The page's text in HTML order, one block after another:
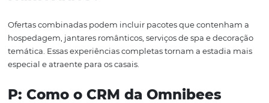
inesquecíveis para os casais que desejam celebrar essa
especial.
combinadas atraentes, gestão eficiente de tarifas e um